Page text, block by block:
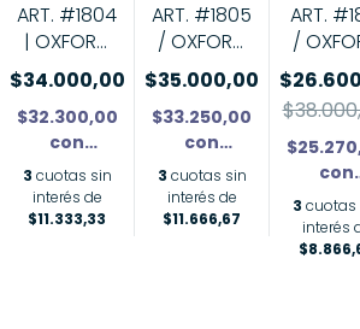
ART. #1804
| OXFORD
NEGRO
$34.000,00
$32.300,00
con
Transferencia
o depósito
3 cuotas sin
interés de
$11.333,33
ART. #1805
/ OXFORD
STONE
$35.000,00
$33.250,00
con
Transferencia
o depósito
3 cuotas sin
interés de
$11.666,67
ART.
/
con
o
3 cuotas
interés